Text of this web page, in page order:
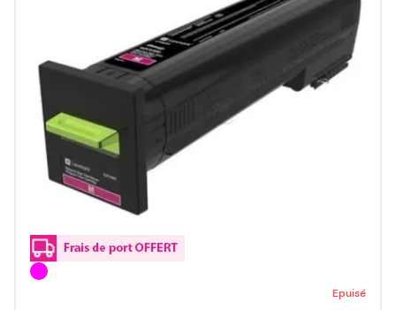
Epuisé